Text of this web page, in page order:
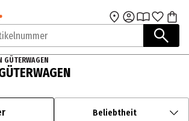
Zum Hauptinhalt
GÜTERWAGEN
Beliebtheit